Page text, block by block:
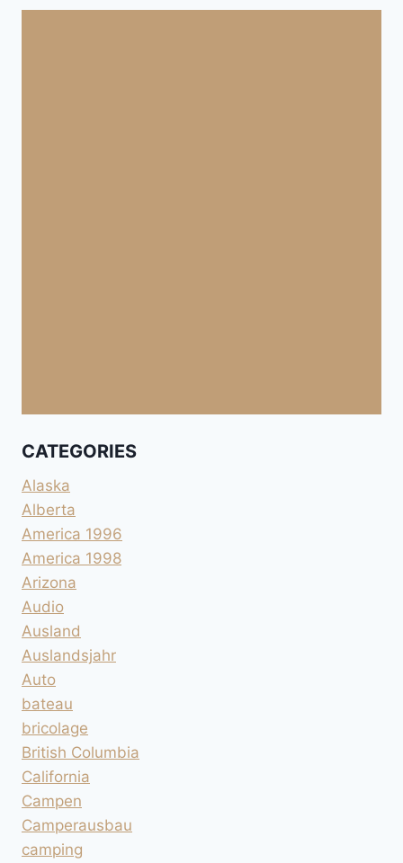
CATEGORIES
Alaska
Alberta
America 1996
America 1998
Arizona
Audio
Ausland
Auslandsjahr
Auto
bateau
bricolage
British Columbia
California
Campen
Camperausbau
camping